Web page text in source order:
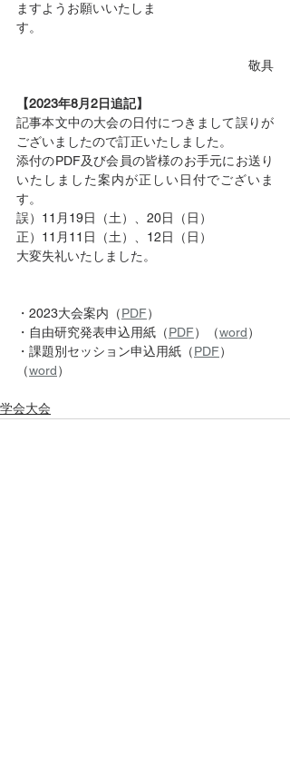
ますようお願いいたしま
す。
敬具
【2023年8月2日追記】
記事本文中の大会の日付につきまして誤りが
ございましたので訂正いたしました。
添付のPDF及び会員の皆様のお手元にお送り
いたしました案内が正しい日付でございま
す。
誤）11月19日（土）、20日（日）
正）11月11日（土）、12日（日）
大変失礼いたしました。
・2023大会案内（PDF）
・自由研究発表申込用紙（PDF）（word）
・課題別セッション申込用紙（PDF）
（word）
学会大会